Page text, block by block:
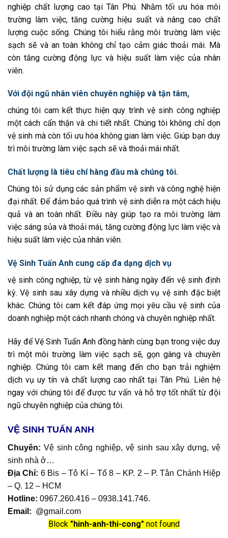
nghiệp chất lượng cao tại Tân Phú. Nhằm tối ưu hóa môi
trường làm việc, tăng cường hiệu suất và nâng cao chất
lượng cuộc sống. Chúng tôi hiểu rằng môi trường làm việc
sạch sẽ và an toàn không chỉ tạo cảm giác thoải mái. Mà
còn tăng cường động lực và hiệu suất làm việc của nhân
viên.
Với đội ngũ nhân viên chuyên nghiệp và tận tâm,
chúng tôi cam kết thực hiện quy trình vệ sinh công nghiệp
một cách cẩn thận và chi tiết nhất. Chúng tôi không chỉ dọn
vệ sinh mà còn tối ưu hóa không gian làm việc. Giúp bạn duy
trì môi trường làm việc sạch sẽ và thoải mái nhất.
Chất lượng là tiêu chí hàng đầu mà chúng tôi.
Chúng tôi sử dụng các sản phẩm vệ sinh và công nghệ hiện
đại nhất. Để đảm bảo quá trình vệ sinh diễn ra một cách hiệu
quả và an toàn nhất. Điều này giúp tạo ra môi trường làm
việc sáng sủa và thoải mái, tăng cường động lực làm việc và
hiệu suất làm việc của nhân viên.
Vệ Sinh Tuấn Anh cung cấp đa dạng dịch vụ
vệ sinh công nghiệp, từ vệ sinh hàng ngày đến vệ sinh định
kỳ. Vệ sinh sau xây dựng và nhiều dịch vụ vệ sinh đặc biệt
khác. Chúng tôi cam kết đáp ứng mọi yêu cầu vệ sinh của
doanh nghiệp một cách nhanh chóng và chuyên nghiệp nhất.
Hãy để Vệ Sinh Tuấn Anh đồng hành cùng bạn trong việc duy
trì một môi trường làm việc sạch sẽ, gọn gàng và chuyên
nghiệp. Chúng tôi cam kết mang đến cho bạn trải nghiệm
dịch vụ uy tín và chất lượng cao nhất tại Tân Phú. Liên hệ
ngay với chúng tôi để được tư vấn và hỗ trợ tốt nhất từ đội
ngũ chuyên nghiệp của chúng tôi.
VỆ SINH TUẤN ANH
Chuyên: Vệ sinh công nghiệp, vệ sinh sau xây dựng, vệ
sinh nhà ở…
Địa Chỉ: 6 Bis – Tô Kí – Tổ 8 – KP. 2 – P. Tân Chánh Hiệp
– Q. 12 – HCM
Hotline: 0967.260.416 – 0938.141.746.
Email: @gmail.com
Block "hinh-anh-thi-cong" not found